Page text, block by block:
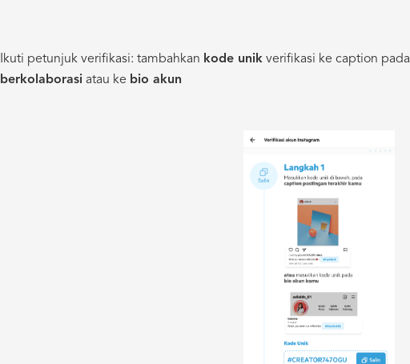
Ikuti petunjuk verifikasi: tambahkan kode unik verifikasi ke caption pada
berkolaborasi atau ke bio akun